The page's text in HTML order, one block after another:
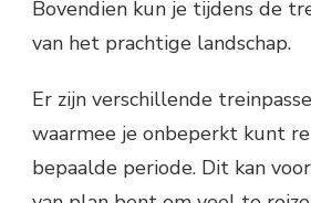
Bovendien kun je tijdens de
van het prachtige landschap.
Er zijn verschillende
waarmee je onbeperkt kunt
bepaalde periode. Dit kan